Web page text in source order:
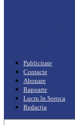
Publicitate
Contacte
Abonare
Rapoarte
Lucru în Soroca
Redacția